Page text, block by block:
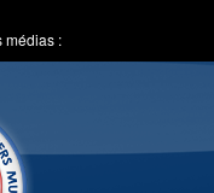
médias :